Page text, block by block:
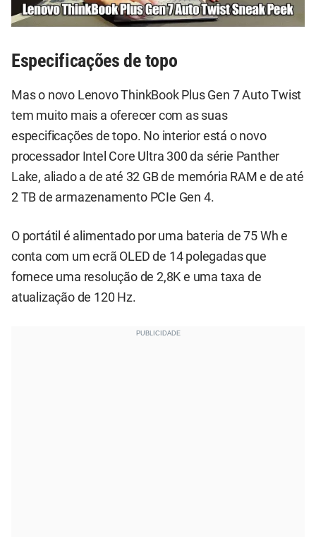
Especificações de topo
Mas o novo Lenovo ThinkBook Plus Gen 7 Auto Twist
tem muito mais a oferecer com as suas
especificações de topo. No interior está o novo
processador Intel Core Ultra 300 da série Panther
Lake, aliado a de até 32 GB de memória RAM e de até
2 TB de armazenamento PCIe Gen 4.
O portátil é alimentado por uma bateria de 75 Wh e
conta com um ecrã OLED de 14 polegadas que
fornece uma resolução de 2,8K e uma taxa de
atualização de 120 Hz.